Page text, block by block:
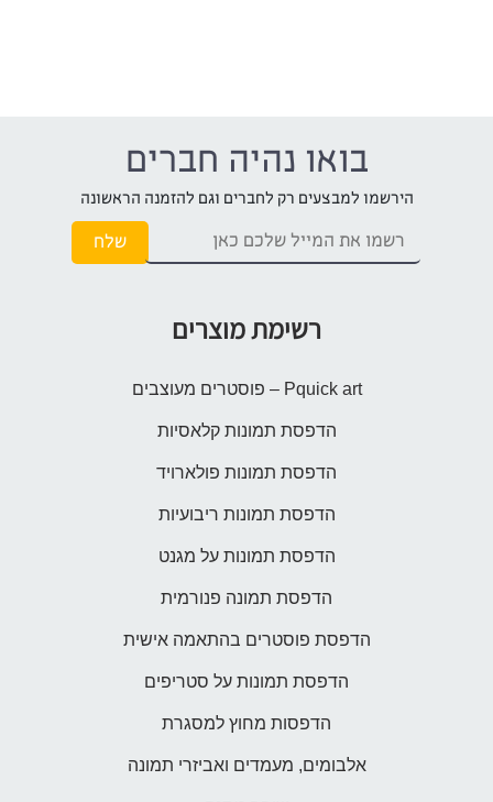
בואו נהיה חברים
הירשמו למבצעים רק לחברים וגם להזמנה הראשונה
רשימת מוצרים
Pquick art – פוסטרים מעוצבים
הדפסת תמונות קלאסיות
הדפסת תמונות פולארויד
הדפסת תמונות ריבועיות
הדפסת תמונות על מגנט
הדפסת תמונה פנורמית
הדפסת פוסטרים בהתאמה אישית
הדפסת תמונות על סטריפים
הדפסות מחוץ למסגרת
אלבומים, מעמדים ואביזרי תמונה